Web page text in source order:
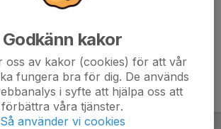
Godkänn kakor
oss av kakor (cookies) för att vår
fungera bra för dig. De används
i syfte att hjälpa oss att
förbättra våra tjänster.
Så använder vi cookies